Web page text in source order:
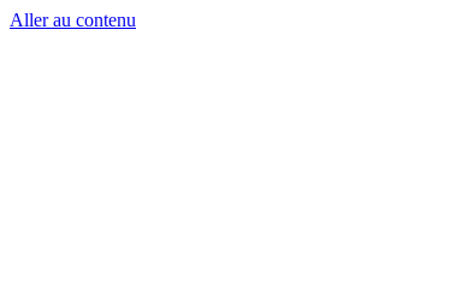
Aller au contenu